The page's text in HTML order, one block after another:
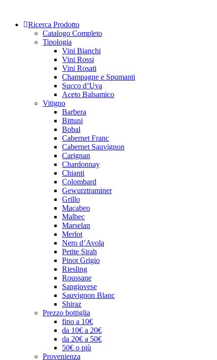
content Ricerca Prodotto
Catalogo Completo
Tipologia
Vini Bianchi
Vini Rossi
Vini Rosati
Champagne e Spumanti
Succo d’Uva
Aceto Balsamico
Vitigno
Barbera
Bittuni
Bobal
Cabernet Franc
Cabernet Sauvignon
Carignan
Chardonnay
Chianti
Colombard
Gewurztraminer
Grillo
Macabeo
Malbec
Marselan
Merlot
Nero d’Avola
Petite Sirah
Pinot Grigio
Riesling
Roussane
Sangiovese
Sauvignon Blanc
Shiraz
Prezzo bottiglia
fino a 10€
da 10€ a 20€
da 20€ a 50€
50€ o più
Provenienza